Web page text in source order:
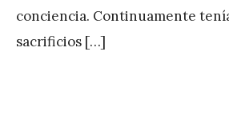
conciencia. Continuamente
sacrificios […]